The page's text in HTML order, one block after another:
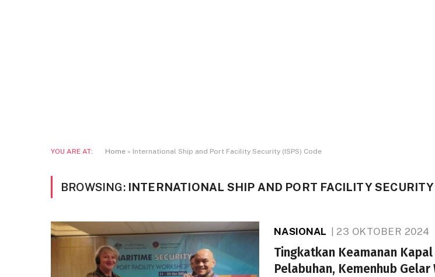
YOU ARE AT: Home » International Ship and Port Facility Security (ISPS) Code
BROWSING: INTERNATIONAL SHIP AND PORT FACILITY SECURITY
NASIONAL 23 OKTOBER 2024
Tingkatkan Keamanan
Pelabuhan, Kemenhub Gelar